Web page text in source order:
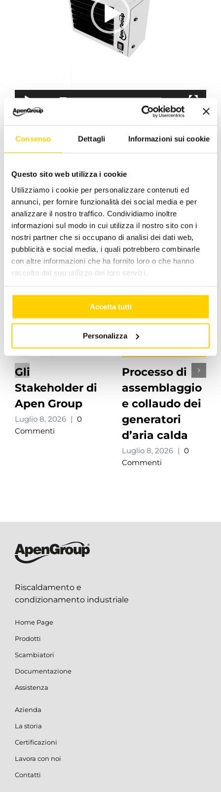
Consenso Dettagli Informazioni sui cookie
Questo sito web utilizza i cookie
Utilizziamo i cookie per personalizzare contenuti ed
annunci, per fornire funzionalità dei social media e per
analizzare il nostro traffico. Condividiamo inoltre
informazioni sul modo in cui utilizza il nostro sito con i
nostri partner che si occupano di analisi dei dati web,
pubblicità e social media, i quali potrebbero combinarle
con altre informazioni che ha fornito loro o che hanno
raccolto dal suo utilizzo dei loro servizi.
Accetta tutti
Personalizza
00:00 00:35
Prodotti
Tag:generatori di aria calda
Facebook LinkedInWhatsAppPinterestEmail
Post correlati
Gli
Stakeholder di
Apen Group
Luglio 8, 2026 | 0
Commenti
Processo di
assemblaggio
e collaudo dei
generatori
d’aria calda
Luglio 8, 2026 | 0
Commenti
Riscaldamento e
condizionamento industriale
Home Page
Prodotti
Scambiatori
Documentazione
Assistenza
Azienda
La storia
Certificazioni
Lavora con noi
Contatti